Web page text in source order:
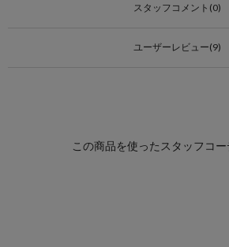
スタッフコメント(0)
ユーザーレビュー(9)